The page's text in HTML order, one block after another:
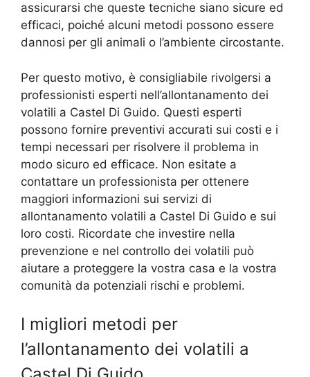
assicurarsi che queste tecniche siano sicure ed
efficaci, poiché alcuni metodi possono essere
dannosi per gli animali o l’ambiente circostante.
Per questo motivo, è consigliabile rivolgersi a
professionisti esperti nell’allontanamento dei
volatili a Castel Di Guido. Questi esperti
possono fornire preventivi accurati sui costi e i
tempi necessari per risolvere il problema in
modo sicuro ed efficace. Non esitate a
contattare un professionista per ottenere
maggiori informazioni sui servizi di
allontanamento volatili a Castel Di Guido e sui
loro costi. Ricordate che investire nella
prevenzione e nel controllo dei volatili può
aiutare a proteggere la vostra casa e la vostra
comunità da potenziali rischi e problemi.
I migliori metodi per
l’allontanamento dei volatili a